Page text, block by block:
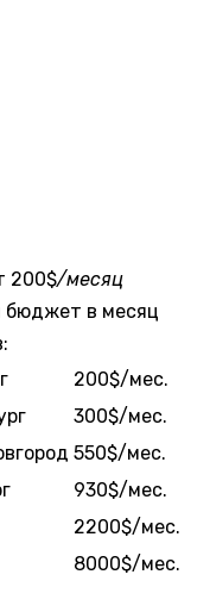
200$/месяц
бюджет в месяц
200$/мес.
300$/мес.
550$/мес.
930$/мес.
2200$/мес.
8000$/мес.